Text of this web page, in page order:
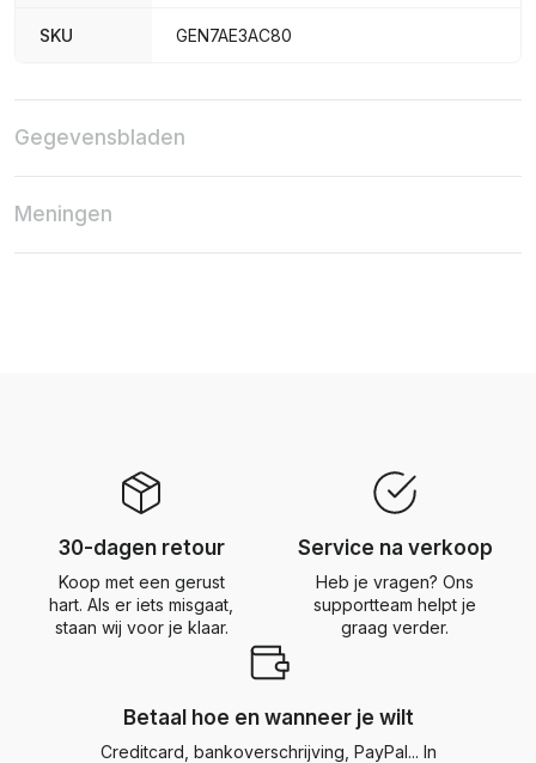
SKU GEN7AE3AC80
Gegevensbladen
Meningen
30-dagen retour
Koop met een gerust
hart. Als er iets misgaat,
staan wij voor je klaar.
Service na verkoop
Heb je vragen? Ons
supportteam helpt je
graag verder.
Betaal hoe en wanneer je wilt
Creditcard, bankoverschrijving, PayPal... In